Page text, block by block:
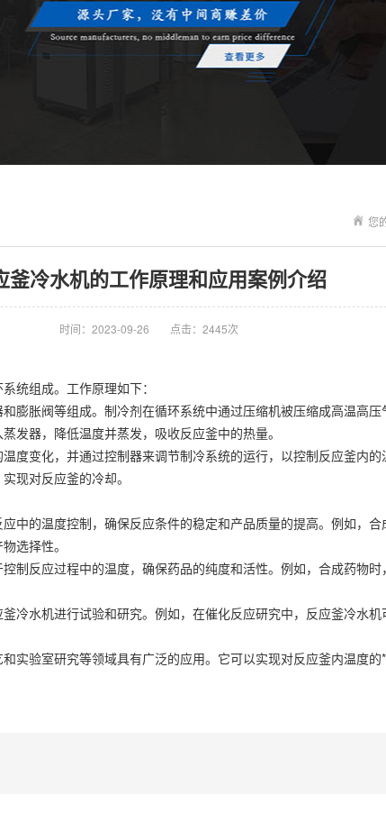
您
釜冷水机的工作原理和应用案例介绍
时间：2023-09-26 点击：2445次
统组成。工作原理如下：
膨胀阀等组成。制冷剂在循环系统中通过压缩机被压缩成高温高
发器，降低温度并蒸发，吸收反应釜中的热量。
度变化，并通过控制器来调节制冷系统的运行，以控制反应釜内的
现对反应釜的冷却。
中的温度控制，确保反应条件的稳定和产品质量的提高。例如，
选择性。
制反应过程中的温度，确保药品的纯度和活性。例如，合成药物
冷水机进行试验和研究。例如，在催化反应研究中，反应釜冷水
实验室研究等领域具有广泛的应用。它可以实现对反应釜内温度